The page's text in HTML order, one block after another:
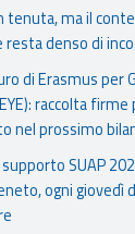
tenuta, ma il
denso di
di Erasmus per
raccolta firme
nel prossimo
SUAP
ogni giovedì